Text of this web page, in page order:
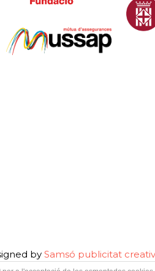
by Samsó publicitat